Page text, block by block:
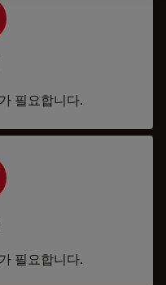
필요합니다.
필요합니다.